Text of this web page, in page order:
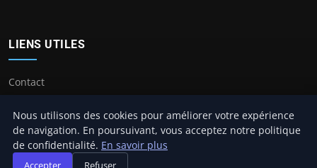
LIENS UTILES
Contact
© 2026 Avocat Propriete Intellectuelle. Tous droits réservés.
Nous utilisons des cookies pour améliorer votre expérience
de navigation. En poursuivant, vous acceptez notre politique
de confidentialité. En savoir plus
Accepter Refuser